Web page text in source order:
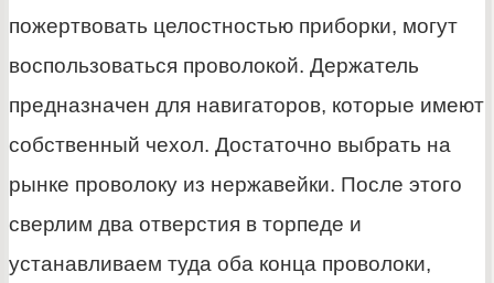
пожертвовать целостностью приборки, могут
воспользоваться проволокой. Держатель
предназначен для навигаторов, которые имеют
собственный чехол. Достаточно выбрать на
рынке проволоку из нержавейки. После этого
сверлим два отверстия в торпеде и
устанавливаем туда оба конца проволоки,